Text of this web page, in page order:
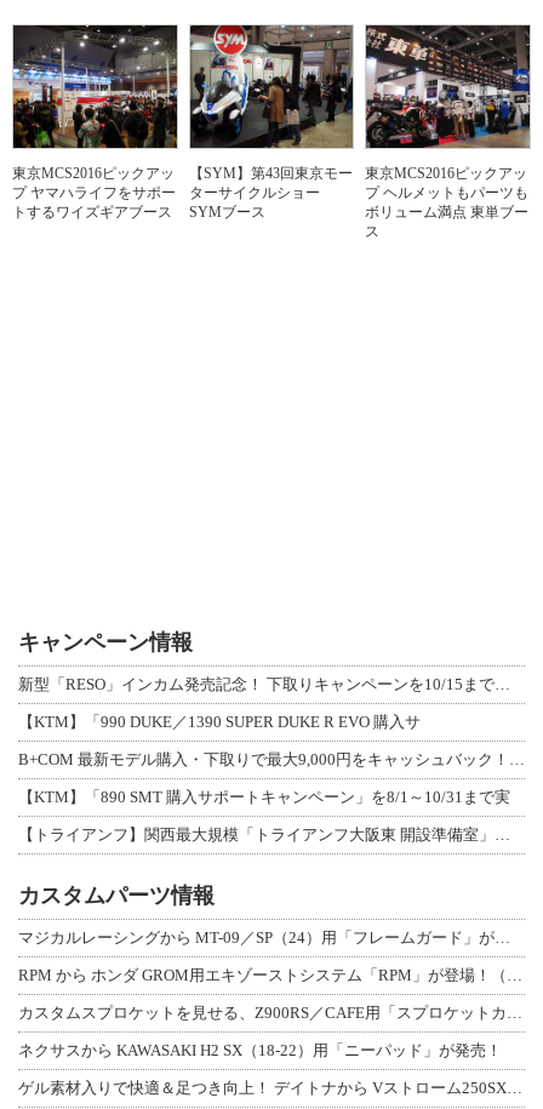
東京MCS2016ピックアッ
プ ヤマハライフをサポー
トするワイズギアブース
【SYM】第43回東京モー
ターサイクルショー
SYMブース
東京MCS2016ピックアッ
プ ヘルメットもパーツも
ボリューム満点 東単ブー
ス
キャンペーン情報
新型「RESO」インカム発売記念！ 下取りキャンペーンを10/15まで延長して開
【KTM】「990 DUKE／1390 SUPER DUKE R EVO 購入サ
B+COM 最新モデル購入・下取りで最大9,000円をキャッシュバック！「B+F
【KTM】「890 SMT 購入サポートキャンペーン」を8/1～10/31まで実
【トライアンフ】関西最大規模「トライアンフ大阪東 開設準備室」がオープン！ 限定
カスタムパーツ情報
マジカルレーシングから MT-09／SP（24）用「フレームガード」が登場！
RPM から ホンダ GROM用エキゾーストシステム「RPM」が登場！（動画あり
カスタムスプロケットを見せる、Z900RS／CAFE用「スプロケットカバーフルキ
ネクサスから KAWASAKI H2 SX（18-22）用「ニーパッド」が発売！
ゲル素材入りで快適＆足つき向上！ デイトナから Vストローム250SX用「快適ロ